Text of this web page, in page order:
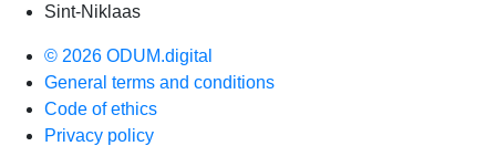
Sint-Niklaas
© 2026 ODUM.digital
General terms and conditions
Code of ethics
Privacy policy